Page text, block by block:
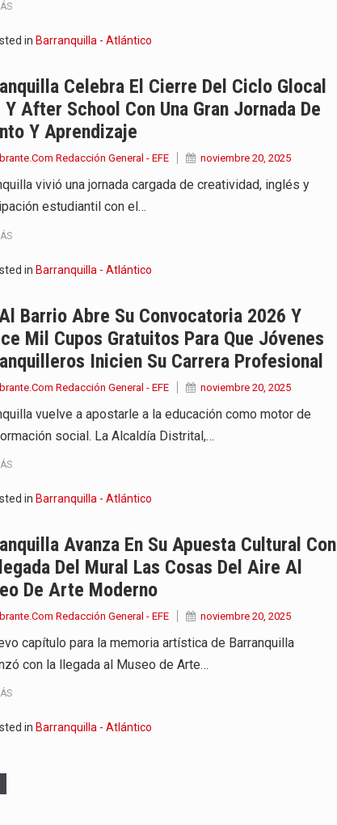
in Barranquilla - Atlántico
Celebra El Cierre Del Ciclo Glocal
Y After School Con Una Gran Jornada De
Y Aprendizaje
Redacción General - EFE noviembre 20, 2025
vivió una jornada cargada de creatividad, inglés y
estudiantil con el…
in Barranquilla - Atlántico
Barrio Abre Su Convocatoria 2026 Y
Mil Cupos Gratuitos Para Que Jóvenes
Inicien Su Carrera Profesional
Redacción General - EFE noviembre 20, 2025
vuelve a apostarle a la educación como motor de
social. La Alcaldía Distrital,…
in Barranquilla - Atlántico
Avanza En Su Apuesta Cultural Con
Del Mural Las Cosas Del Aire Al
De Arte Moderno
Redacción General - EFE noviembre 20, 2025
capítulo para la memoria artística de Barranquilla
con la llegada al Museo de Arte…
in Barranquilla - Atlántico